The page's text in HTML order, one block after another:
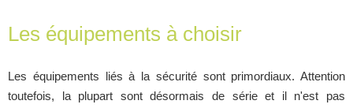
Les équipements à choisir
Les équipements liés à la sécurité sont primordiaux. Attention
toutefois, la plupart sont désormais de série et il n'est pas